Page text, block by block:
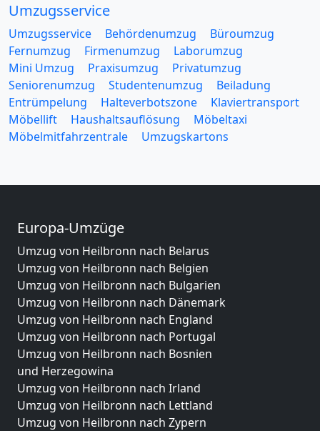
Umzugsservice
Umzugsservice Behördenumzug
Büroumzug
Fernumzug
Firmenumzug
Laborumzug
Mini Umzug
Praxisumzug
Privatumzug
Seniorenumzug
Studentenumzug
Beiladung
Entrümpelung
Halteverbotszone
Klaviertransport
Möbellift
Haushaltsauflösung
Möbeltaxi
Möbelmitfahrzentrale
Umzugskartons
Europa-Umzüge
Umzug von Heilbronn nach Belarus
Umzug von Heilbronn nach Belgien
Umzug von Heilbronn nach Bulgarien
Umzug von Heilbronn nach Dänemark
Umzug von Heilbronn nach England
Umzug von Heilbronn nach Portugal
Umzug von Heilbronn nach Bosnien
und Herzegowina
Umzug von Heilbronn nach Irland
Umzug von Heilbronn nach Lettland
Umzug von Heilbronn nach Zypern